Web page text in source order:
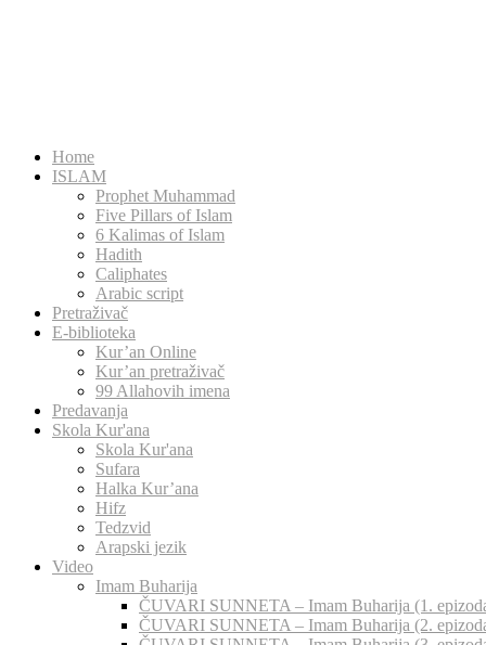
Home
ISLAM
Prophet Muhammad
Five Pillars of Islam
6 Kalimas of Islam
Hadith
Caliphates
Arabic script
Pretraživač
E-biblioteka
Kur’an Online
Kur’an pretraživač
99 Allahovih imena
Predavanja
Skola Kur'ana
Skola Kur'ana
Sufara
Halka Kur’ana
Hifz
Tedzvid
Arapski jezik
Video
Imam Buharija
ČUVARI SUNNETA – Imam Buharija (1.
ČUVARI SUNNETA – Imam Buharija (2.